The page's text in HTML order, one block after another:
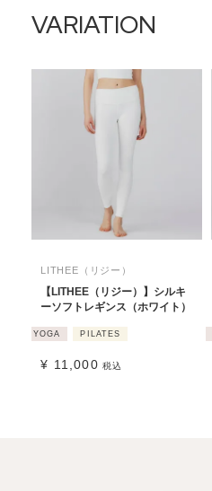
VARIATION
LITHEE（リジー）
【LITHEE（リジー）】シルキ
ーソフトレギンス（ホワイト）
YOGA PILATES
¥ 11,000 税込